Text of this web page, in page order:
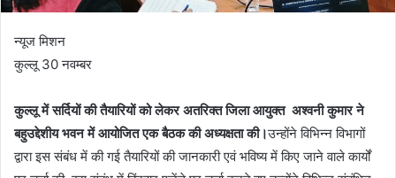
न्यूज मिशन
कुल्लू 30 नवम्बर
कुल्लू में सर्दियों की तैयारियों को लेकर अतरिक्त जिला आयुक्त अश्वनी कुमार ने
बहुउद्देशीय भवन में आयोजित एक बैठक की अध्यक्षता की।उन्होंने विभिन्न विभागों
द्वारा इस संबंध में की गई तैयारियों की जानकारी एवं भविष्य में किए जाने वाले कार्यों